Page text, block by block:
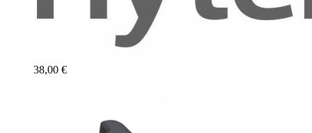
38,00 €